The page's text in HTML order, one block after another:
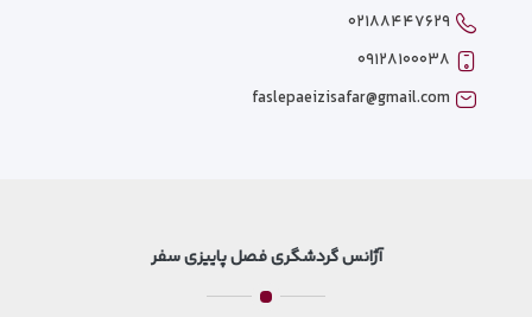
۰۲۱۸۸۴۴۷۶۲۹
۰۹۱۲۸۱۰۰۰۳۸
faslepaeizisafar@gmail.com
آژانس گردشگری فصل پاییزی سفر